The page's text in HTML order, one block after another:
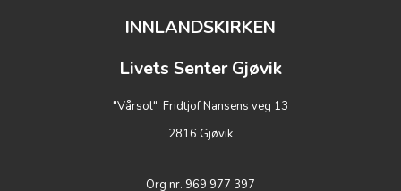
INNLANDSKIRKEN
Livets Senter Gjøvik
"Vårsol" Fridtjof Nansens veg 13
2816 Gjøvik
Org nr. 969 977 397